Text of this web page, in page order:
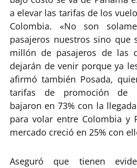
a elevar las tarifas de los
Colombia. «No son
pasajeros nuestros sino que
millón de pasajeros de las
dejarán de venir porque ya
afirmó también Posada,
tarifas de promoción de
bajaron en 73% con la
para volar entre Colombia y
mercado creció en 25% con
Aseguró que tienen